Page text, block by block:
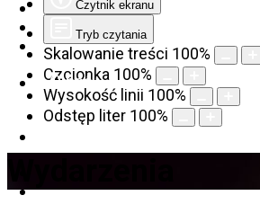
Czytnik ekranu
Tryb czytania
Skalowanie treści 100%
Czcionka 100%
Wysokość linii 100%
Odstęp liter 100%
O nas